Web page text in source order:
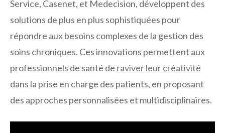
Service, Casenet, et Medecision, développent des
solutions de plus en plus sophistiquées pour
répondre aux besoins complexes de la gestion des
soins chroniques. Ces innovations permettent aux
professionnels de santé de raviver leur créativité
dans la prise en charge des patients, en proposant
des approches personnalisées et multidisciplinaires.